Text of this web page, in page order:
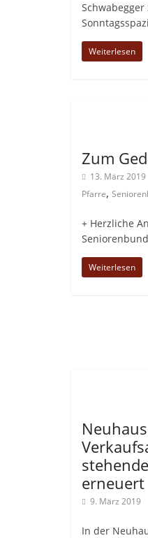
Weiterlesen
Zum
13. März 2019
Pfarre,
+ Herzliche
Weiterlesen
erneuert
9. März 2019
In der